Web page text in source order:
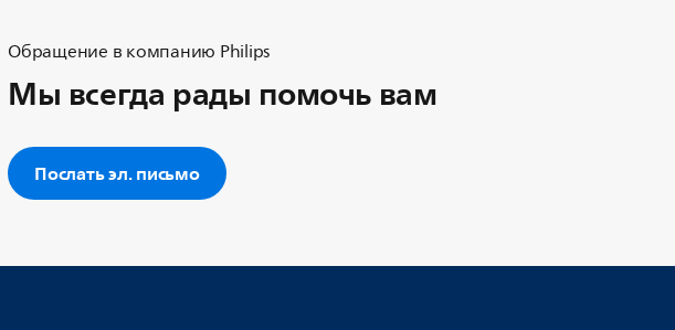
Обращение в компанию Philips
Мы всегда рады помочь вам
Послать эл. письмо